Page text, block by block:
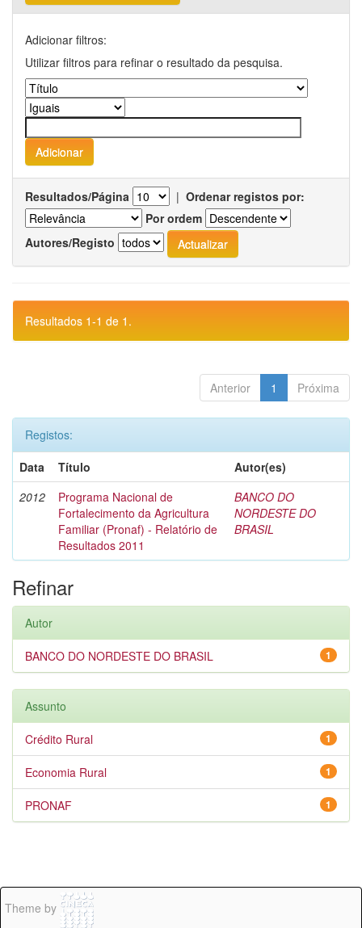
Adicionar filtros:
Utilizar filtros para refinar o resultado da pesquisa.
Resultados/Página | Ordenar registos por:
Por ordem
Autores/Registo
Resultados 1-1 de 1.
Anterior 1 Próxima
Registos:
Data
Título
Autor(es)
2012
Programa Nacional de
Fortalecimento da Agricultura
Familiar (Pronaf) - Relatório de
Resultados 2011
BANCO DO
NORDESTE DO
BRASIL
Refinar
Autor
1
BANCO DO NORDESTE DO BRASIL
Assunto
1
Crédito Rural
1
Economia Rural
1
PRONAF
Theme by